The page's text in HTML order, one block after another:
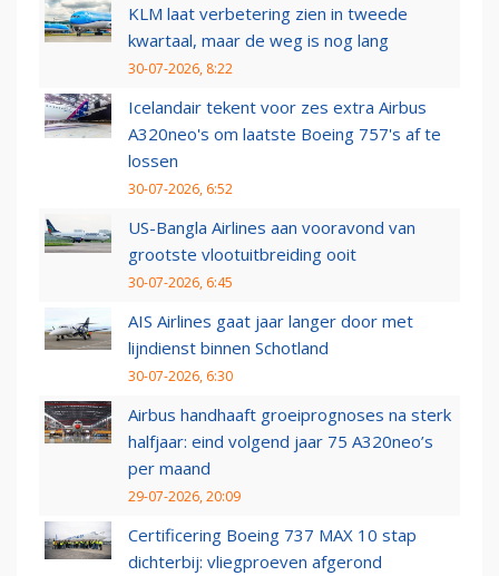
KLM laat verbetering zien in tweede
kwartaal, maar de weg is nog lang
30-07-2026, 8:22
Icelandair tekent voor zes extra Airbus
A320neo's om laatste Boeing 757's af te
lossen
30-07-2026, 6:52
US-Bangla Airlines aan vooravond van
grootste vlootuitbreiding ooit
30-07-2026, 6:45
AIS Airlines gaat jaar langer door met
lijndienst binnen Schotland
30-07-2026, 6:30
Airbus handhaaft groeiprognoses na sterk
halfjaar: eind volgend jaar 75 A320neo’s
per maand
29-07-2026, 20:09
Certificering Boeing 737 MAX 10 stap
dichterbij: vliegproeven afgerond